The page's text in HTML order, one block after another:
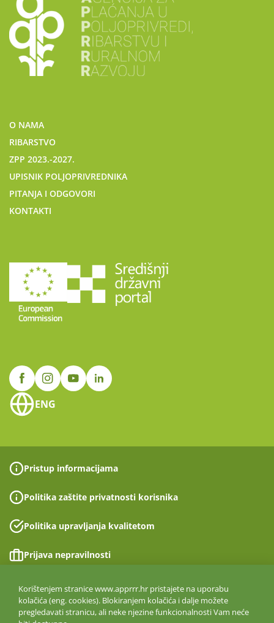
O NAMA
RIBARSTVO
ZPP 2023.-2027.
UPISNIK POLJOPRIVREDNIKA
PITANJA I ODGOVORI
KONTAKTI
ENG
Pristup informacijama
Politika zaštite privatnosti korisnika
Politika upravljanja kvalitetom
Prijava nepravilnosti
Izjava o pristupačnosti
Politika informacijske sigurnosti
Korištenjem stranice www.apprrr.hr pristajete na uporabu
kolačića (eng. cookies). Blokiranjem kolačića i dalje možete
pregledavati stranicu, ali neke njezine funkcionalnosti Vam neće